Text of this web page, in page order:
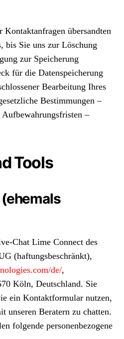
Kontaktanfragen übersandten
bis Sie uns zur Löschung
zur Speicherung
für die Datenspeicherung
Bearbeitung Ihres
Bestimmungen –
Aufbewahrungsfristen –
Tools
Chat Lime Connect des
(haftungsbeschränkt),
de/,
Köln, Deutschland. Sie
ein Kontaktformular nutzen,
unseren Beratern zu chatten.
folgende personenbezogene